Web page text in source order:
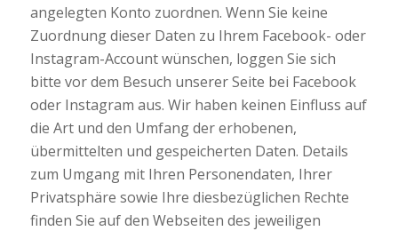
angelegten Konto zuordnen. Wenn Sie keine
Zuordnung dieser Daten zu Ihrem Facebook- oder
Instagram-Account wünschen, loggen Sie sich
bitte vor dem Besuch unserer Seite bei Facebook
oder Instagram aus. Wir haben keinen Einfluss auf
die Art und den Umfang der erhobenen,
übermittelten und gespeicherten Daten. Details
zum Umgang mit Ihren Personendaten, Ihrer
Privatsphäre sowie Ihre diesbezüglichen Rechte
finden Sie auf den Webseiten des jeweiligen